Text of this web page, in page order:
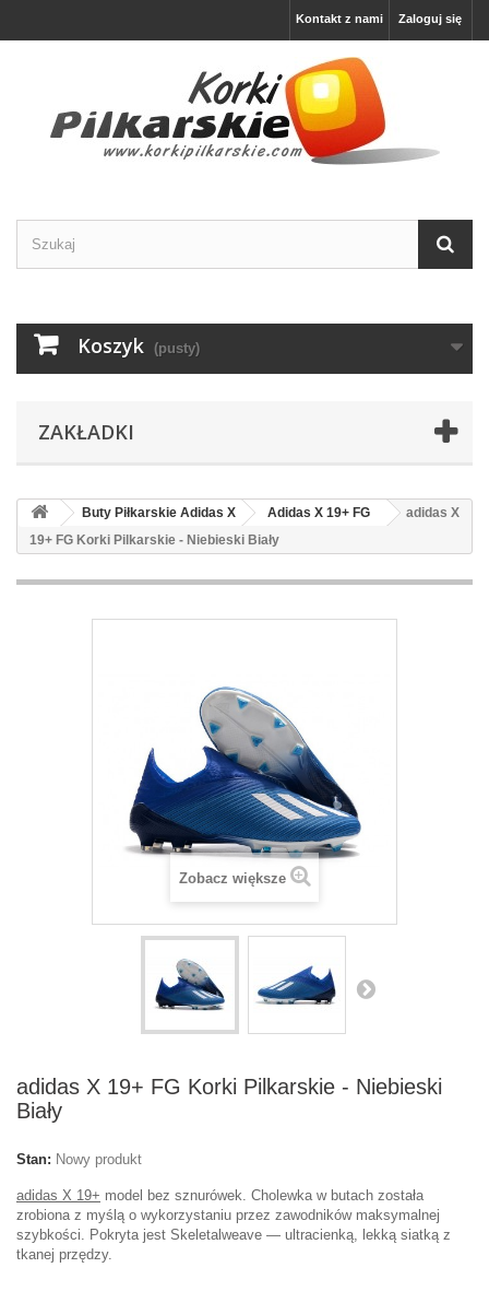
Zaloguj się
Kontakt z nami
Koszyk (pusty)
ZAKŁADKI
Buty Piłkarskie Adidas X Adidas X 19+ FG
adidas X
19+ FG Korki Pilkarskie - Niebieski Biały
Zobacz większe
adidas X 19+ FG Korki Pilkarskie - Niebieski
Biały
Stan: Nowy produkt
adidas X 19+ model bez sznurówek. Cholewka w butach została
zrobiona z myślą o wykorzystaniu przez zawodników maksymalnej
szybkości. Pokryta jest Skeletalweave — ultracienką, lekką siatką z
tkanej przędzy.